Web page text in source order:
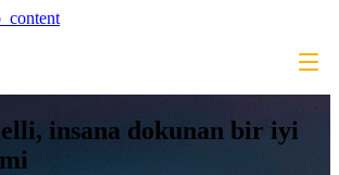
insana dokunan bir iyi